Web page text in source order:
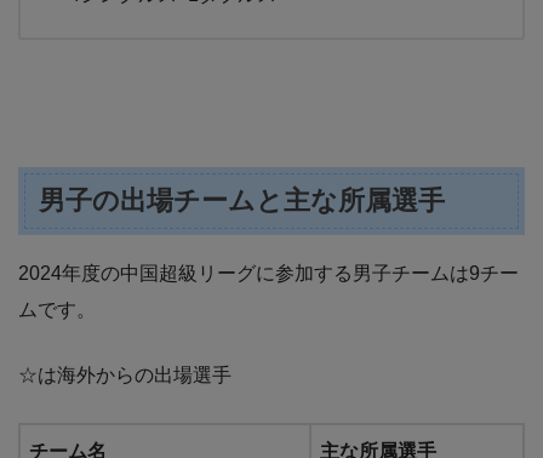
男子の出場チームと主な所属選手
2024年度の中国超級リーグに参加する男子チームは9チー
ムです。
☆は海外からの出場選手
チーム名 主な所属選手